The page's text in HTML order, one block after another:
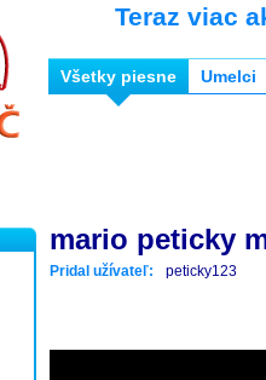
Teraz viac
Všetky piesne Umelci
mario peticky
Pridal užívateľ: peticky123